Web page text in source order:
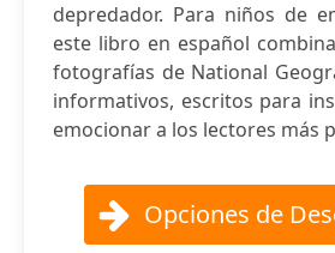
depredador. Para niños de
este libro en español
fotografías de National
informativos, escritos para
emocionar a los lectores más
Opciones de